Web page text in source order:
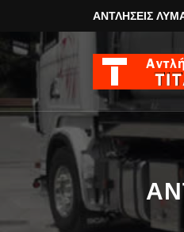
ΑΝΤΛΗΣΕΙΣ